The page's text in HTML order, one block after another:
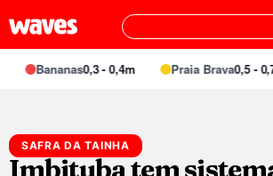
Bananas0,3 - 0,4m Praia Brava0,5 -
SAFRA DA TAINHA
Imbituba tem